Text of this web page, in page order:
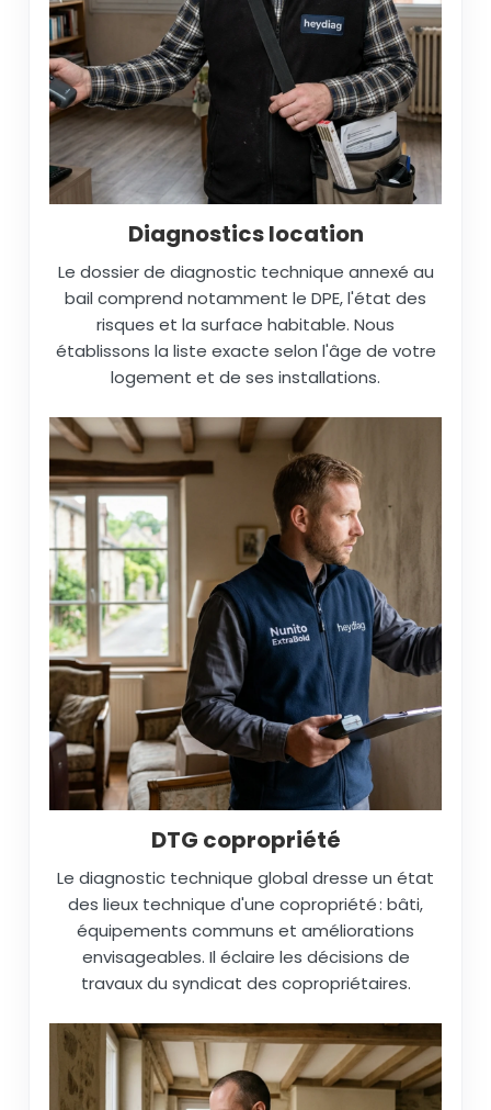
Diagnostics location
Le dossier de diagnostic technique annexé au
bail comprend notamment le DPE, l'état des
risques et la surface habitable. Nous
établissons la liste exacte selon l'âge de votre
logement et de ses installations.
DTG copropriété
Le diagnostic technique global dresse un état
des lieux technique d'une copropriété : bâti,
équipements communs et améliorations
envisageables. Il éclaire les décisions de
travaux du syndicat des copropriétaires.